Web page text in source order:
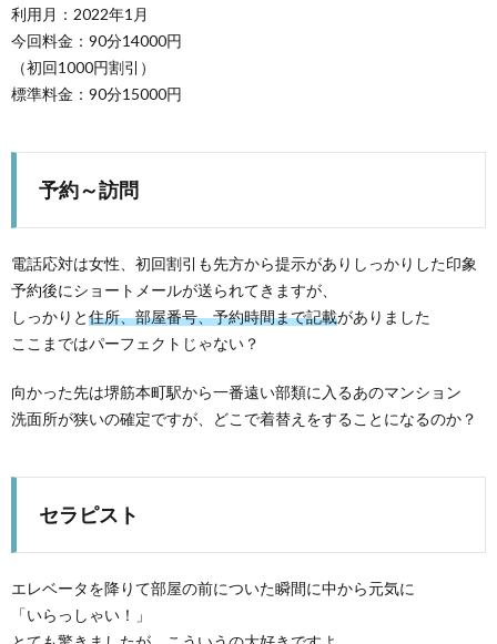
利用月：2022年1月
今回料金：90分14000円
（初回1000円割引）
標準料金：90分15000円
予約～訪問
電話応対は女性、初回割引も先方から提示がありしっかりした印象
予約後にショートメールが送られてきますが、
しっかりと住所、部屋番号、予約時間まで記載がありました
ここまではパーフェクトじゃない？
向かった先は堺筋本町駅から一番遠い部類に入るあのマンション
洗面所が狭いの確定ですが、どこで着替えをすることになるのか？
セラピスト
エレベータを降りて部屋の前についた瞬間に中から元気に
「いらっしゃい！」